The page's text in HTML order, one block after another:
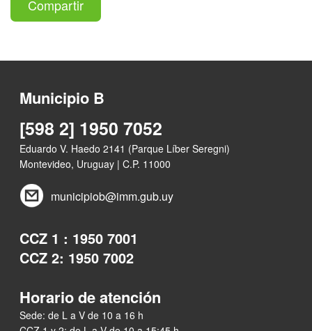
Compartir
Municipio B
[598 2] 1950 7052
Eduardo V. Haedo 2141 (Parque Líber Seregni)
Montevideo, Uruguay | C.P. 11000
municipiob@imm.gub.uy
CCZ 1 : 1950 7001
CCZ 2: 1950 7002
Horario de atención
Sede: de L a V de 10 a 16 h